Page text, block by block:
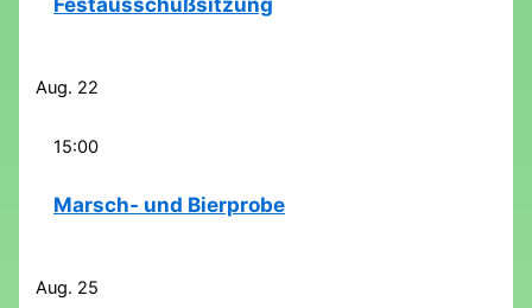
Aug. 22
15:00
Marsch- und Bierprobe
Aug. 25